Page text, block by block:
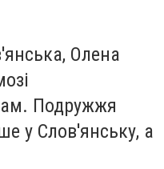
Олена
Подружжя
у Слов'янську, а